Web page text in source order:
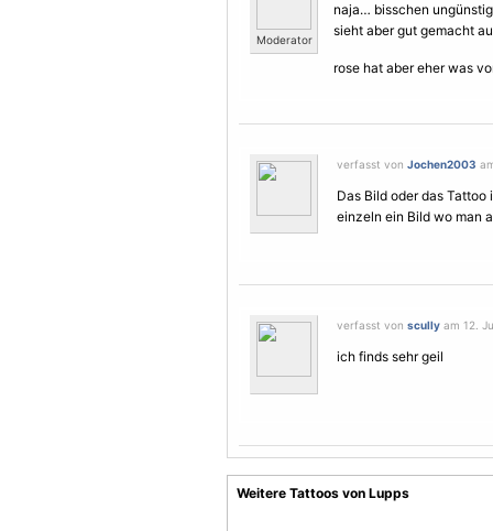
Moderator
naja… bisschen
sieht aber gut gemacht
rose hat aber eher was
verfasst von Jochen2003
Das Bild oder das
einzeln ein Bild wo man
verfasst von scully am 12.
ich finds sehr geil
Weitere Tattoos von Lupps